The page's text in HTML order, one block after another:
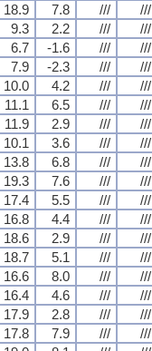
18.9 7.8 /// ///
9.3 2.2 /// ///
6.7 -1.6 /// ///
7.9 -2.3 /// ///
10.0 4.2 /// ///
11.1 6.5 /// ///
11.9 2.9 /// ///
10.1 3.6 /// ///
13.8 6.8 /// ///
19.3 7.6 /// ///
17.4 5.5 /// ///
16.8 4.4 /// ///
18.6 2.9 /// ///
18.7 5.1 /// ///
16.6 8.0 /// ///
16.4 4.6 /// ///
17.9 2.8 /// ///
17.8 7.9 /// ///